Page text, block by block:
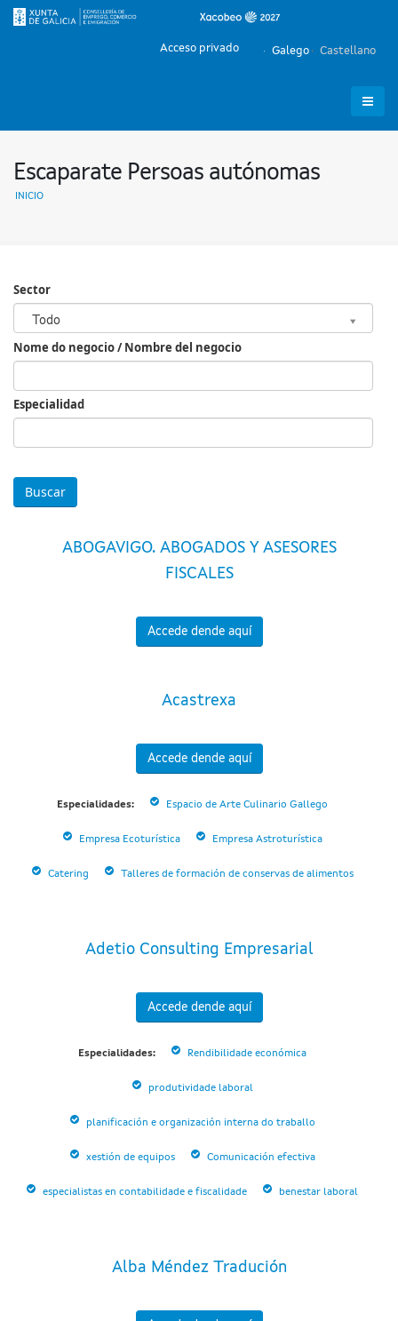
Galego Castellano
Acceso privado
Escaparate Persoas autónomas
INICIO
Sector
Todo
Sector
Nome do negocio / Nombre del negocio
Especialidad
ABOGAVIGO. ABOGADOS Y ASESORES
FISCALES
Accede dende aquí
Acastrexa
Accede dende aquí
Especialidades: Espacio de Arte Culinario Gallego
Empresa Ecoturística Empresa Astroturística
Catering Talleres de formación de conservas de alimentos
Adetio Consulting Empresarial
Accede dende aquí
Especialidades: Rendibilidade económica
produtividade laboral
planificación e organización interna do traballo
xestión de equipos Comunicación efectiva
especialistas en contabilidade e fiscalidade benestar laboral
Alba Méndez Tradución